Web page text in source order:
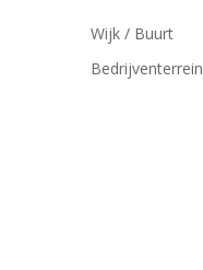
Wijk / Buurt
Bedrijventerrein